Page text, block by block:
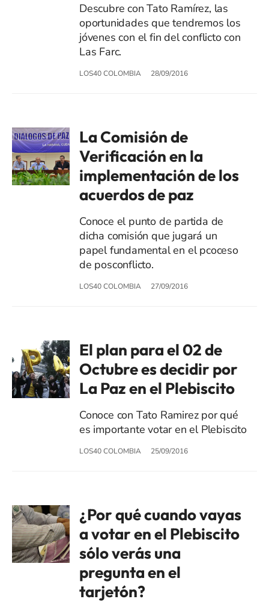
Descubre con Tato Ramírez, las
oportunidades que tendremos los
jóvenes con el fin del conflicto con
Las Farc.
LOS40 COLOMBIA 28/09/2016
La Comisión de
Verificación en la
implementación de los
acuerdos de paz
Conoce el punto de partida de
dicha comisión que jugará un
papel fundamental en el pcoceso
de posconflicto.
LOS40 COLOMBIA 27/09/2016
El plan para el 02 de
Octubre es decidir por
La Paz en el Plebiscito
Conoce con Tato Ramirez por qué
es importante votar en el Plebiscito
LOS40 COLOMBIA 25/09/2016
¿Por qué cuando vayas
a votar en el Plebiscito
sólo verás una
pregunta en el
tarjetón?